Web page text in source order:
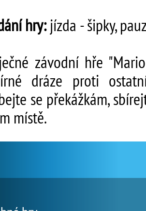
hry:jízda - šipky,
závodní hře
dráze proti
se překážkám,
místě.